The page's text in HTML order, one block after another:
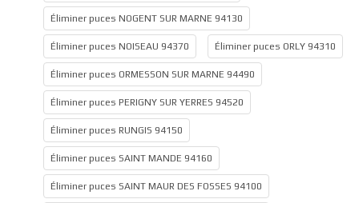
Éliminer puces NOGENT SUR MARNE 94130
Éliminer puces NOISEAU 94370 Éliminer puces ORLY 94310
Éliminer puces ORMESSON SUR MARNE 94490
Éliminer puces PERIGNY SUR YERRES 94520
Éliminer puces RUNGIS 94150
Éliminer puces SAINT MANDE 94160
Éliminer puces SAINT MAUR DES FOSSES 94100